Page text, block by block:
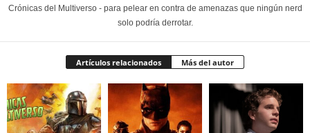
Crónicas del Multiverso - para pelear en contra de amenazas que ningún nerd
solo podría derrotar.
Artículos relacionados Más del autor